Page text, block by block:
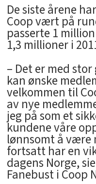
De siste årene
Coop vært på
passerte 1
1,3 millioner i
– Det er med
kan ønske
velkommen til
av nye
jeg på som et
kundene våre
lønnsomt å være
fortsatt har en
dagens Norge,
Fanebust i Coop